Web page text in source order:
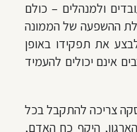
ולמנהלים – כולם
ההשפעה של הממונה
את תפקידו באופן
אינם יכולים להעמיד
צריכה להתקבל בכל
היקף כח האדם,